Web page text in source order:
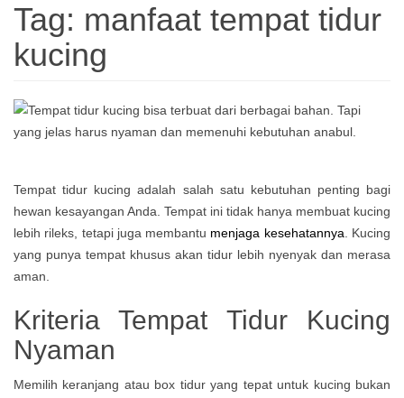
Tag: manfaat tempat tidur
kucing
Tempat tidur kucing adalah salah satu kebutuhan penting bagi
hewan kesayangan Anda. Tempat ini tidak hanya membuat kucing
lebih rileks, tetapi juga membantu menjaga kesehatannya . Kucing
yang punya tempat khusus akan tidur lebih nyenyak dan merasa
aman.
Kriteria Tempat Tidur Kucing
Nyaman
Memilih keranjang atau box tidur yang tepat untuk kucing bukan